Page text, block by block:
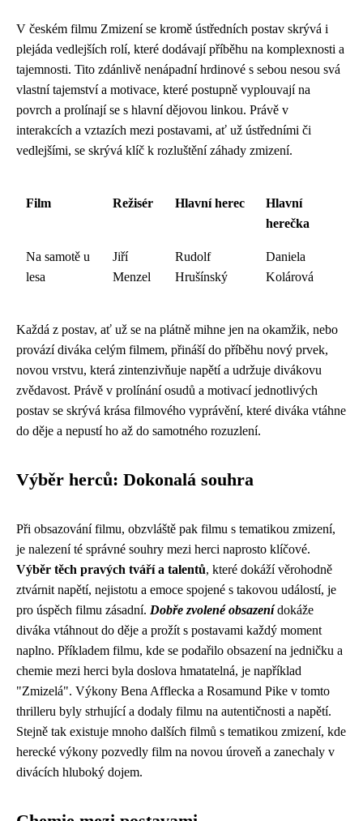
V českém filmu Zmizení se kromě ústředních postav skrývá i
plejáda vedlejších rolí, které dodávají příběhu na komplexnosti a
tajemnosti. Tito zdánlivě nenápadní hrdinové s sebou nesou svá
vlastní tajemství a motivace, které postupně vyplouvají na
povrch a prolínají se s hlavní dějovou linkou. Právě v
interakcích a vztazích mezi postavami, ať už ústředními či
vedlejšími, se skrývá klíč k rozluštění záhady zmizení.
Film Režisér Hlavní herec
Hlavní
herečka
Na samotě u
lesa
Jiří
Menzel
Rudolf
Hrušínský
Daniela
Kolárová
Každá z postav, ať už se na plátně mihne jen na okamžik, nebo
provází diváka celým filmem, přináší do příběhu nový prvek,
novou vrstvu, která zintenzivňuje napětí a udržuje divákovu
zvědavost. Právě v prolínání osudů a motivací jednotlivých
postav se skrývá krása filmového vyprávění, které diváka vtáhne
do děje a nepustí ho až do samotného rozuzlení.
Výběr herců: Dokonalá souhra
Při obsazování filmu, obzvláště pak filmu s tematikou zmizení,
je nalezení té správné souhry mezi herci naprosto klíčové.
Výběr těch pravých tváří a talentů, které dokáží věrohodně
ztvárnit napětí, nejistotu a emoce spojené s takovou událostí, je
pro úspěch filmu zásadní. Dobře zvolené obsazenídokáže
diváka vtáhnout do děje a prožít s postavami každý moment
naplno. Příkladem filmu, kde se podařilo obsazení na jedničku a
chemie mezi herci byla doslova hmatatelná, je například
"Zmizelá". Výkony Bena Afflecka a Rosamund Pike v tomto
thrilleru byly strhující a dodaly filmu na autentičnosti a napětí.
Stejně tak existuje mnoho dalších filmů s tematikou zmizení, kde
herecké výkony pozvedly film na novou úroveň a zanechaly v
divácích hluboký dojem.